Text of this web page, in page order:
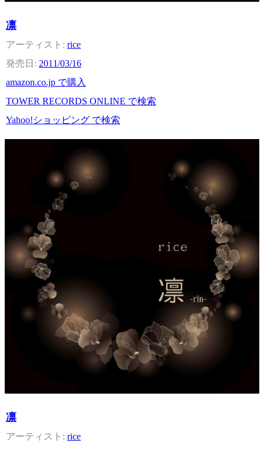
凛
rice
2011/03/16
amazon.co.jp で購入
TOWER RECORDS ONLINE で検索
Yahoo!ショッピング で検索
凛
rice